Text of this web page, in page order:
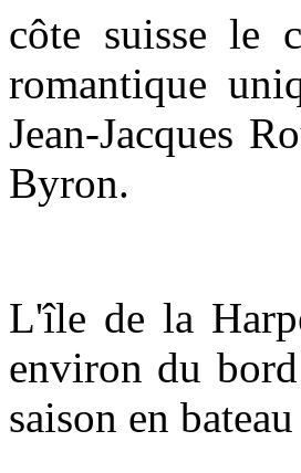
côte suisse le
romantique
Jean-Jacques
Byron.
L'île de la
environ du
saison en